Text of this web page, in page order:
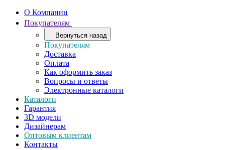
О Компании
Покупателям
Вернуться назад
Покупателям
Доставка
Оплата
Как оформить заказ
Вопросы и ответы
Электронные каталоги
Каталоги
Гарантия
3D модели
Дизайнерам
Оптовым клиентам
Контакты